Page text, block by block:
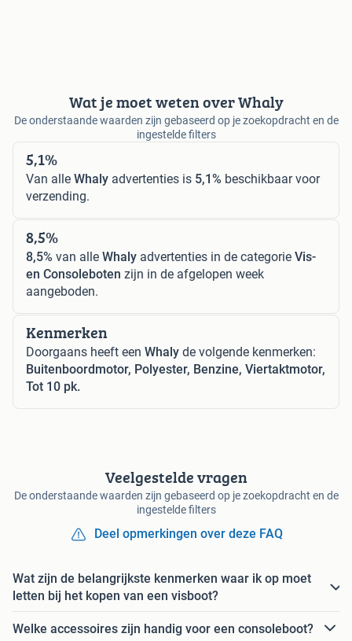
Wat je moet weten over Whaly
De onderstaande waarden zijn gebaseerd op je zoekopdracht en de
ingestelde filters
5,1%
Van alle Whaly advertenties is 5,1% beschikbaar voor
verzending.
8,5%
8,5% van alle Whaly advertenties in de categorie Vis-
en Consoleboten zijn in de afgelopen week
aangeboden.
Kenmerken
Doorgaans heeft een Whaly de volgende kenmerken:
Buitenboordmotor, Polyester, Benzine, Viertaktmotor,
Tot 10 pk.
Veelgestelde vragen
De onderstaande waarden zijn gebaseerd op je zoekopdracht en de
ingestelde filters
Deel opmerkingen over deze FAQ
Wat zijn de belangrijkste kenmerken waar ik op moet
letten bij het kopen van een visboot?
Welke accessoires zijn handig voor een consoleboot?